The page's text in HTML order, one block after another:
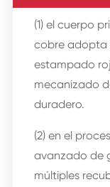
(1) el cuerpo
cobre adopta
estampado
mecanizado
duradero.
(2) en el
avanzado de
múltiples